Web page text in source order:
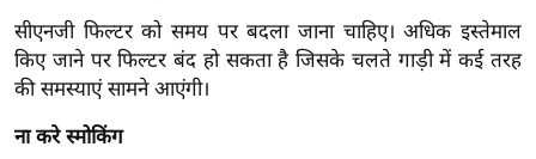
रं
ज
न
ग
सीएनजी फिल्टर को समय पर बदला जाना चाहिए। अधिक इस्तेमाल
किए जाने पर फिल्टर बंद हो सकता है जिसके चलते गाड़ी में कई तरह
की समस्याएं सामने आएंगी।
ना करे स्मोकिंग